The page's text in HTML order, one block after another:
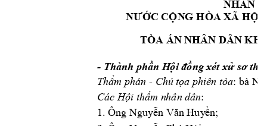
NHÂN D
NƯỚC CỘNG HÒA XÃ HỘI
TÒA ÁN NHÂN DÂN
- Thành phần Hội đồng xét xử sơ thẩ
Thẩm phán - Chủ tọa phiên tòa: bà N
Các Hội thẩm nhân dân:
1. Ông Nguyễn Văn Huyền;